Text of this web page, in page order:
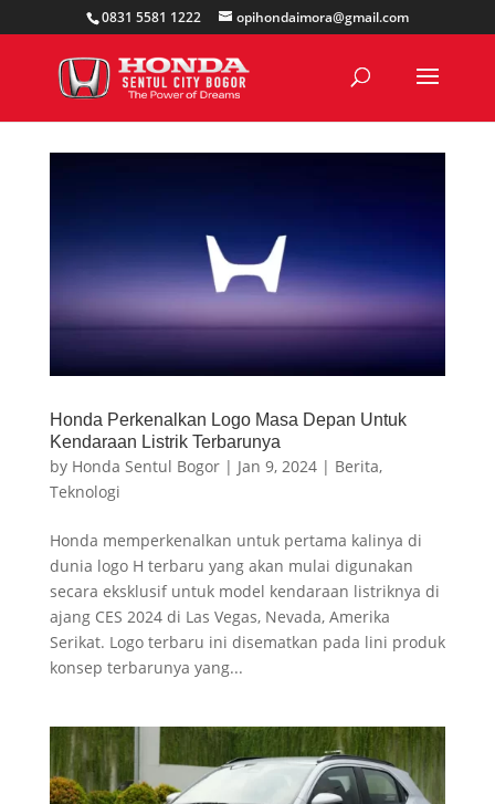
0831 5581 1222 opihondaimora@gmail.com
Honda Perkenalkan Logo Masa Depan Untuk
Kendaraan Listrik Terbarunya
by Honda Sentul Bogor| Jan 9, 2024| Berita,
Teknologi
Honda memperkenalkan untuk pertama kalinya di
dunia logo H terbaru yang akan mulai digunakan
secara eksklusif untuk model kendaraan listriknya di
ajang CES 2024 di Las Vegas, Nevada, Amerika
Serikat. Logo terbaru ini disematkan pada lini produk
konsep terbarunya yang...